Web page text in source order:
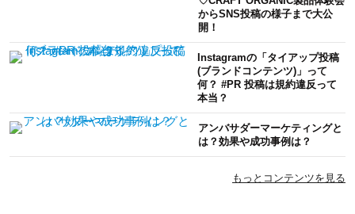
からSNS投稿の様子まで大公
開！
Instagramの「タイアップ投稿
(ブランドコンテンツ)」って
何？ #PR 投稿は規約違反って
本当？
アンバサダーマーケティングと
は？効果や成功事例は？
もっとコンテンツを見る